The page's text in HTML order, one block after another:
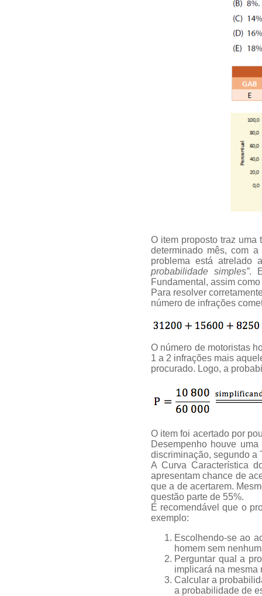
O item proposto traz
determinado mês, com
problema está
probabilidade simples”.
Fundamental, assim
Para resolver
número de infrações
O número de motoristas
1 a 2 infrações mais
procurado. Logo, a
O item foi acertado por
Desempenho houve
discriminação, segundo a
A Curva Característica
apresentam chance de
que a de acertarem.
questão parte de 55%.
É recomendável que o
exemplo:
Escolhendo-se ao
homem sem
Perguntar qual a
implicará na mesma
Calcular a
a probabilidade de